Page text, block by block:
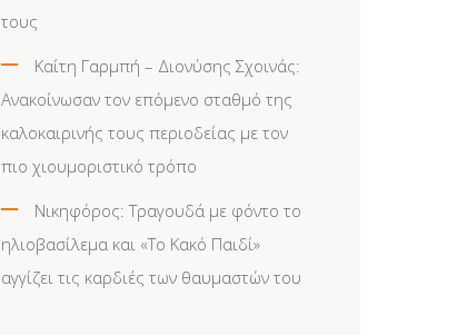
τους
Καίτη Γαρμπή – Διονύσης Σχοινάς:
Ανακοίνωσαν τον επόμενο σταθμό της
καλοκαιρινής τους περιοδείας με τον
πιο χιουμοριστικό τρόπο
Νικηφόρος: Τραγουδά με φόντο το
ηλιοβασίλεμα και «Το Κακό Παιδί»
αγγίζει τις καρδιές των θαυμαστών του